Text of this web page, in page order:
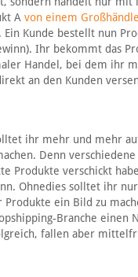
A von einem
Kunde bestellt nun
Ihr bekommt das
Handel, bei dem ihr
an den Kunden
ihr mehr und mehr
Denn
Produkte verschickt
Ohnedies solltet ihr
ein Bild zu
Branche einen
fallen aber